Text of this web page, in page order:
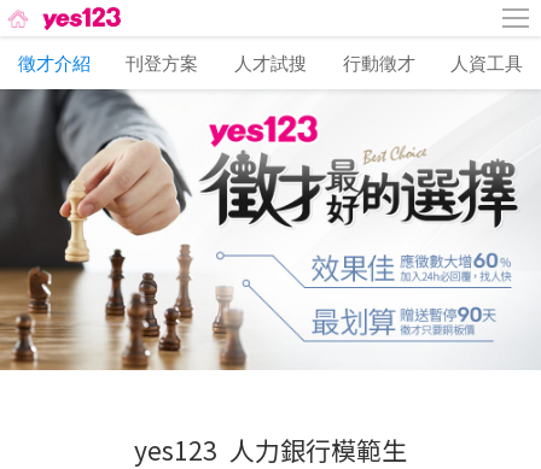
徵才介紹 刊登方案 人才試搜 行動徵才 人資工具
yes123 人力銀行模範生